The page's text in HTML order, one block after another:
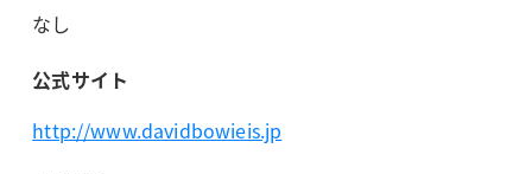
なし
公式サイト
http://www.davidbowieis.jp